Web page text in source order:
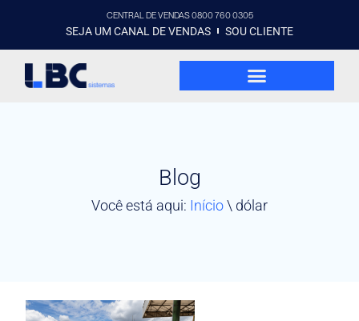
CENTRAL DE VENDAS 0800 760 0305
SEJA UM CANAL DE VENDAS SOU CLIENTE
Blog
Você está aqui: Início\ dólar